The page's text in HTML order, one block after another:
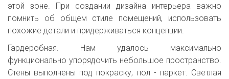
этой зоне. При создании дизайна интерьера важно
помнить об общем стиле помещений, использовать
похожие детали и придерживаться концепции.
Гардеробная. Нам удалось максимально
функционально упорядочить небольшое пространство.
Стены выполнены под покраску, пол - паркет. Светлая